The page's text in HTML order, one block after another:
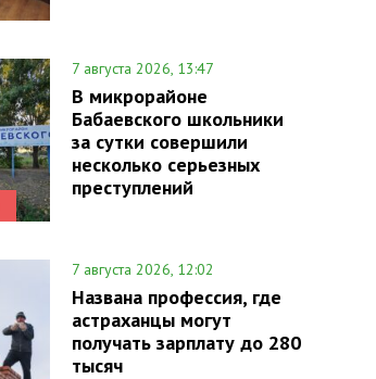
7 августа 2026, 13:47
В микрорайоне
Бабаевского школьники
за сутки совершили
несколько серьезных
преступлений
7 августа 2026, 12:02
Названа профессия, где
астраханцы могут
получать зарплату до 280
тысяч